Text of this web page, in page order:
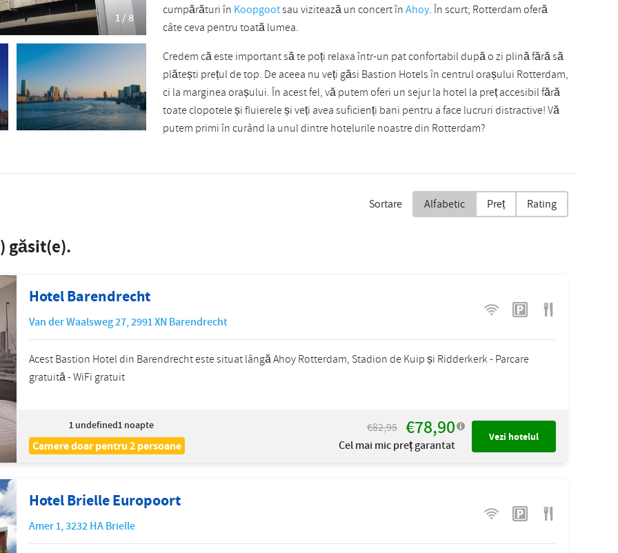
cumpărături în Koopgootsau vizitează un concert înAhoy. În scurt; Rotterdam oferă
câte ceva pentru toată lumea.
Credem că este important să te poți relaxa într-un pat confortabil după o zi plină fără să
plătești prețul de top. De aceea nu veți găsi Bastion Hotels în centrul orașului Rotterdam,
ci la marginea orașului. În acest fel, vă putem oferi un sejur la hotel la preț accesibil fără
toate clopotele și fluierele și veți avea suficienți bani pentru a face lucruri distractive! Vă
putem primi în curând la unul dintre hotelurile noastre din Rotterdam?
1 / 8
Sortare Alfabetic Preț Rating
găsit(e).
Hotel Barendrecht
Van der Waalsweg 27,2991 XN Barendrecht
Acest Bastion Hotel din Barendrecht este situat lângă Ahoy Rotterdam, Stadion de Kuip și Ridderkerk - Parcare
gratuită - WiFi gratuit
1 undefined1 noapte
Camere doar pentru 2 persoane
€82,95 €78,90
Cel mai mic preț garantat
Vezi hotelul
Hotel Brielle Europoort
Amer 1,3232 HABrielle